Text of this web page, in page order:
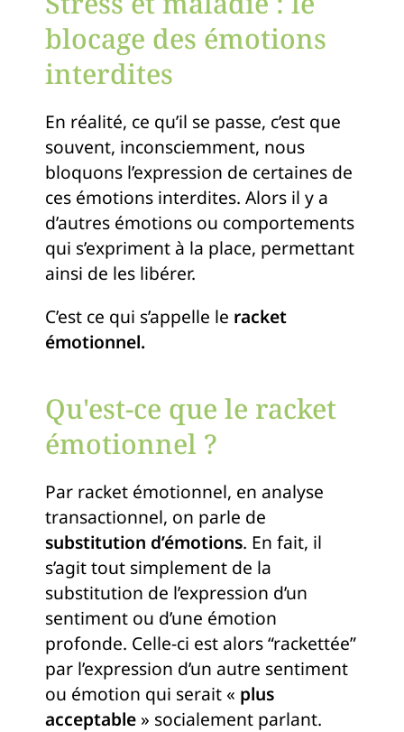
blocage des émotions
interdites
En réalité, ce qu’il se passe, c’est que
souvent, inconsciemment, nous
bloquons l’expression de certaines de
ces émotions interdites. Alors il y a
d’autres émotions ou comportements
qui s’expriment à la place, permettant
ainsi de les libérer.
C’est ce qui s’appelle le racket
émotionnel.
Qu'est-ce que le racket
émotionnel ?
Par racket émotionnel, en analyse
transactionnel, on parle de
substitution d’émotions. En fait, il
s’agit tout simplement de la
substitution de l’expression d’un
sentiment ou d’une émotion
profonde. Celle-ci est alors “rackettée”
par l’expression d’un autre sentiment
ou émotion qui serait « plus
acceptable » socialement parlant.